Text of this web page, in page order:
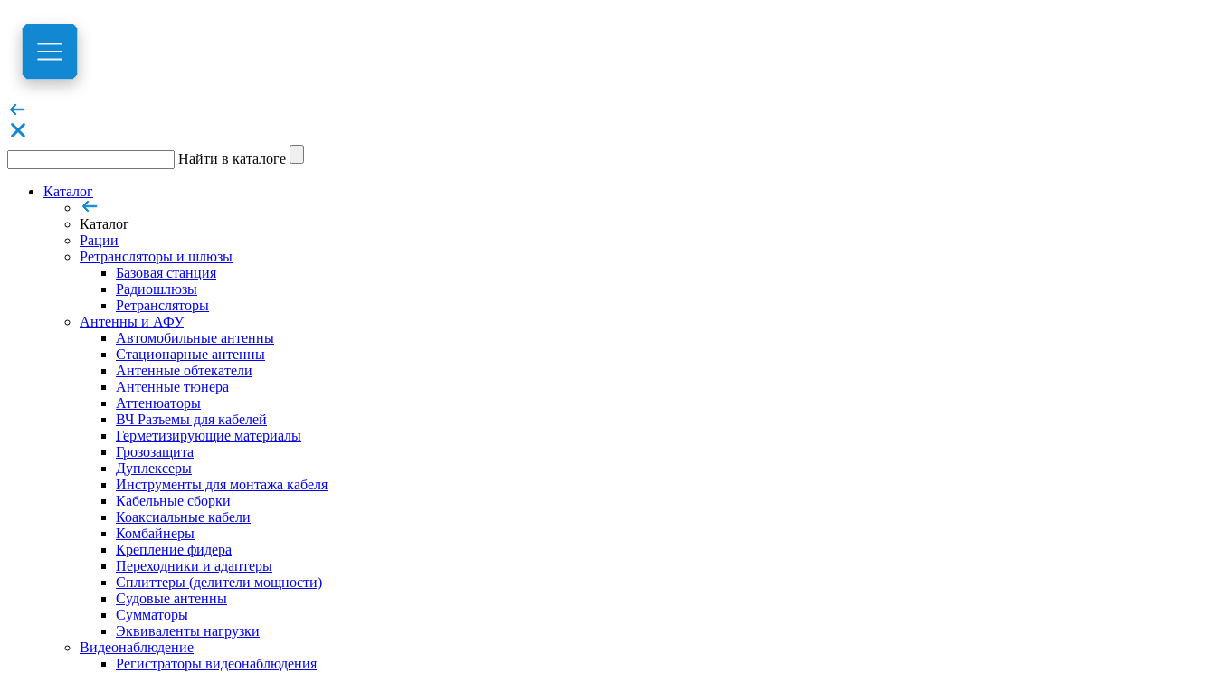
Найти в каталоге
Каталог
Каталог
Рации
Ретрансляторы и шлюзы
Базовая станция
Радиошлюзы
Ретрансляторы
Антенны и АФУ
Автомобильные антенны
Стационарные антенны
Антенные обтекатели
Антенные тюнера
Аттенюаторы
ВЧ Разъемы для кабелей
Герметизирующие материалы
Грозозащита
Дуплексеры
Инструменты для монтажа кабеля
Кабельные сборки
Коаксиальные кабели
Комбайнеры
Крепление фидера
Переходники и адаптеры
Сплиттеры (делители мощности)
Судовые антенны
Сумматоры
Эквиваленты нагрузки
Видеонаблюдение
Регистраторы видеонаблюдения